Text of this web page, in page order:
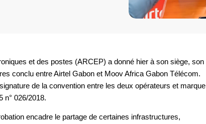
et des postes (ARCEP) a donné hier à son siège, son
conclu entre Airtel Gabon et Moov Africa Gabon Télécom.
de la convention entre les deux opérateurs et marque
n° 026/2018.
encadre le partage de certaines infrastructures,